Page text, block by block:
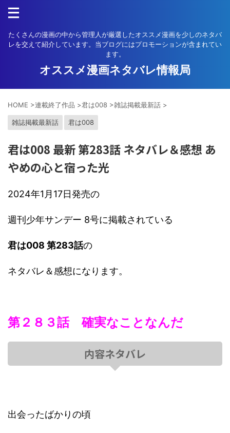
たくさんの漫画の中から管理人が厳選したオススメ漫画を少しのネタバ
レを交えて紹介しています。当ブログにはプロモーションが含まれてい
ます。
オススメ漫画ネタバレ情報局
HOME >連載終了作品 >君は008 >雑誌掲載最新話 >
雑誌掲載最新話 君は008
君は008 最新 第283話 ネタバレ＆感想 あ
やめの心と宿った光
2024年1月17日発売の
週刊少年サンデー 8号に掲載されている
君は008 第283話の
ネタバレ＆感想になります。
第２８３話 確実なことなんだ
内容ネタバレ
出会ったばかりの頃